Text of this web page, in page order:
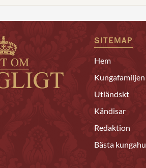
SITEMAP
Hem
Kungafamiljen
Utländskt
Kändisar
Redaktion
Bästa